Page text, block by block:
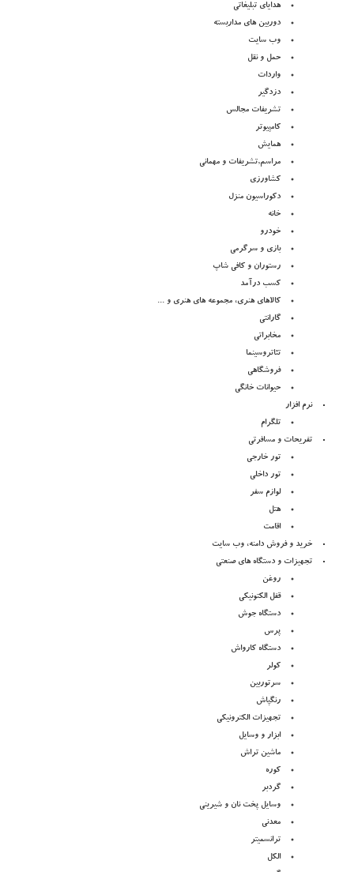
هدایای تبلیغاتی
دوربین های مداربسته
وب سایت
حمل و نقل
واردات
دزدگیر
تشریفات مجالس
کامپیوتر
همایش
مراسم,تشریفات و مهمانی
کشاورزی
دکوراسیون منزل
خانه
خودرو
بازی و سرگرمی
رستوران و کافی شاپ
کسب درآمد
کالاهای هنری، مجموعه های هنری و ...
گارانتی
مخابراتی
تئاتروسینما
فروشگاهی
حیوانات خانگی
نرم افزار
تلگرام
تفریحات و مسافرتی
تور خارجی
تور داخلی
لوازم سفر
هتل
اقامت
خرید و فروش دامنه، وب سایت
تجهیزات و دستگاه های صنعتی
روغن
قفل الکتونیکی
دستگاه جوش
پرس
دستگاه کارواش
کولر
سرتوربین
رنگپاش
تجهیزات الکترونیکی
ابزار و وسایل
ماشین تراش
کوره
گردبر
وسایل پخت نان و شیرینی
معدنی
ترانسمیتر
الکل